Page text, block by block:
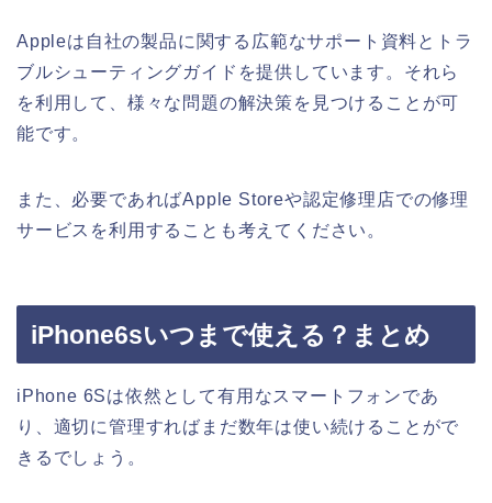
Appleは自社の製品に関する広範なサポート資料とトラ
ブルシューティングガイドを提供しています。それら
を利用して、様々な問題の解決策を見つけることが可
能です。
また、必要であればApple Storeや認定修理店での修理
サービスを利用することも考えてください。
iPhone6sいつまで使える？まとめ
iPhone 6Sは依然として有用なスマートフォンであ
り、適切に管理すればまだ数年は使い続けることがで
きるでしょう。